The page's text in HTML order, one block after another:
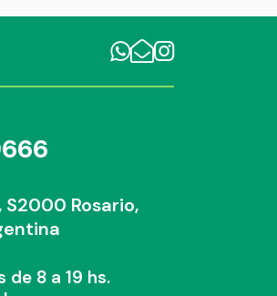
S2000 Rosario,
de 8 a 19 hs.